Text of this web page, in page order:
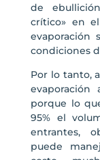
de
crítico» en
evaporación
condiciones
Por lo tanto,
evaporación
porque lo
95% el
entrantes,
puede